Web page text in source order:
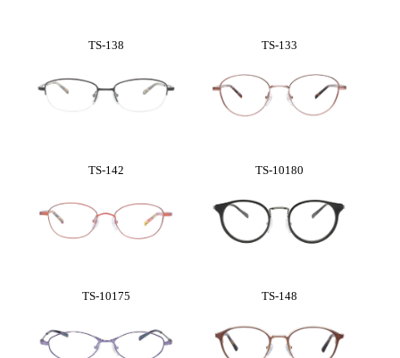
TS-138 TS-133
TS-142 TS-10180
TS-10175 TS-148